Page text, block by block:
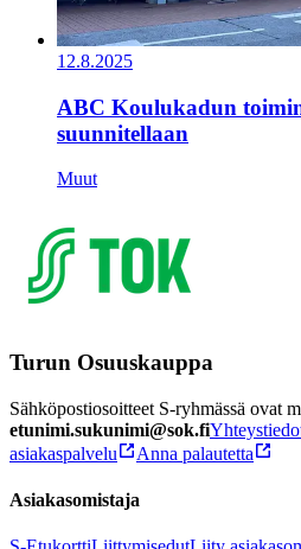
12.8.2025
ABC Koulukadun
suunnitellaan
Muut
Turun Osuuskauppa
Sähköpostiosoitteet S-ryhmässä ovat
etunimi.sukunimi@sok.fi
asiakaspalvelu
Anna palautetta
Asiakasomistaja